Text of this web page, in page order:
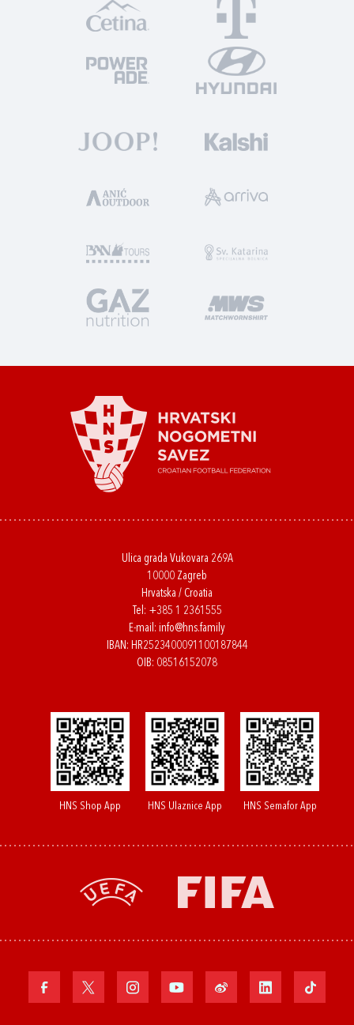
Ulica grada Vukovara 269A
10000 Zagreb
Hrvatska / Croatia
Tel: +385 1 2361555
E-mail: info@hns.family
IBAN: HR2523400091100187844
OIB: 08516152078
HNS Shop App HNS Ulaznice App HNS Semafor App